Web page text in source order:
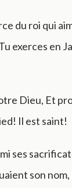
du roi qui
exerces en
Dieu, Et
Il est saint!
ses
son